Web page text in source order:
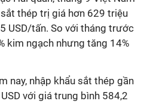
thép trị giá hơn 629 triệu
USD/tấn. So với tháng trước
kim ngạch nhưng tăng 14%
nay, nhập khẩu sắt thép gần
với giá trung bình 584,2